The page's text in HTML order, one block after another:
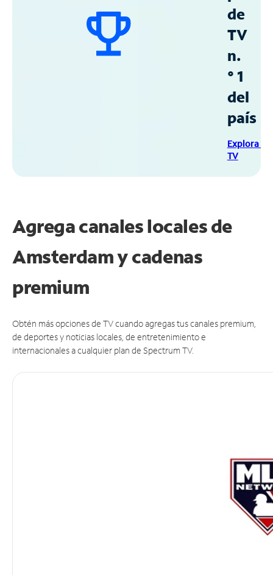
de
TV
n.
° 1
del
país
Explora
TV
Agrega canales locales de
Amsterdam y cadenas
premium
Obtén más opciones de TV cuando agregas tus canales premium,
de deportes y noticias locales, de entretenimiento e
internacionales a cualquier plan de Spectrum TV.